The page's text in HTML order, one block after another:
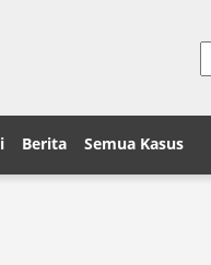
Berita Semua Kasus